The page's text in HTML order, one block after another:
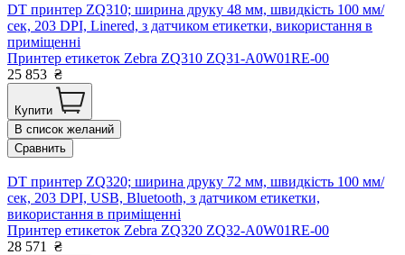
DT принтер ZQ310; ширина друку 48 мм, швидкість 100 мм/
сек, 203 DPI, Linered, з датчиком етикетки, використання в
приміщенні
Принтер етикеток Zebra ZQ310 ZQ31-A0W01RE-00
25 853 ₴
Купити
В список желаний
Сравнить
DT принтер ZQ320; ширина друку 72 мм, швидкість 100 мм/
сек, 203 DPI, USB, Bluetooth, з датчиком етикетки,
використання в приміщенні
Принтер етикеток Zebra ZQ320 ZQ32-A0W01RE-00
28 571
₴